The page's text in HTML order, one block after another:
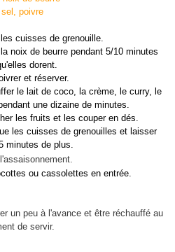
poivre
cuisses de grenouille.
noix de beurre pendant 5/10 minutes
dorent.
et réserver.
le lait de coco, la crème, le curry, le
une dizaine de minutes.
les fruits et les couper en dés.
les cuisses de grenouilles et laisser
minutes de plus.
ou cassolettes en entrée.
un peu à l'avance et être réchauffé au
de servir.